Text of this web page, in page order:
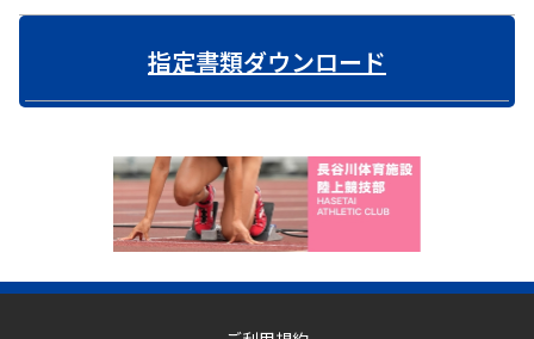
指定書類ダウンロード